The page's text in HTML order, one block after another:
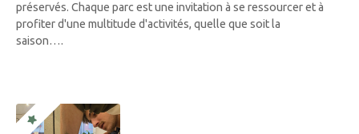
préservés. Chaque parc est une invitation à se ressourcer et à
profiter d'une multitude d'activités, quelle que soit la
saison….